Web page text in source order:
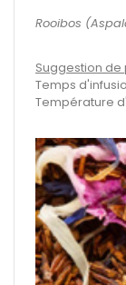
Rooibos
Suggestion
Temps
Température